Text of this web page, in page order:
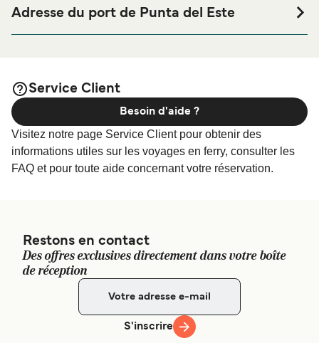
del Este ou à proximité, avant ou après votre voyage ou si
Adresse du port de Punta del Este
Service Client
Visitez notre page Service Client pour obtenir des
informations utiles sur les voyages en ferry, consulter les
FAQ et pour toute aide concernant votre réservation.
Besoin d'aide ?
Restons en contact
Des offres exclusives directement dans votre boîte
de réception
S'inscrire